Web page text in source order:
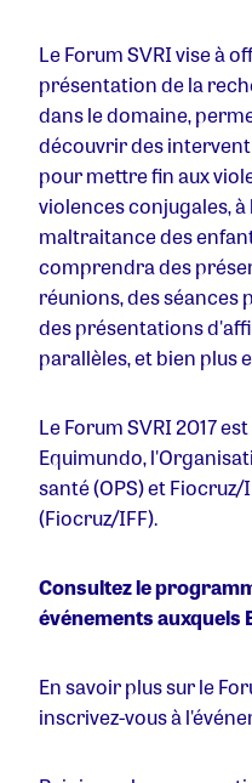
Le Forum SVRI vise à
présentation de la
dans le domaine,
découvrir des
pour mettre fin aux
violences conjugales,
maltraitance des
comprendra des
réunions, des séances
des présentations
parallèles, et bien plus
Le Forum SVRI 2017
Equimundo,
santé (OPS) et
(Fiocruz/IFF).
Consultez le
événements auxquels
En savoir plus sur le
inscrivez-vous à